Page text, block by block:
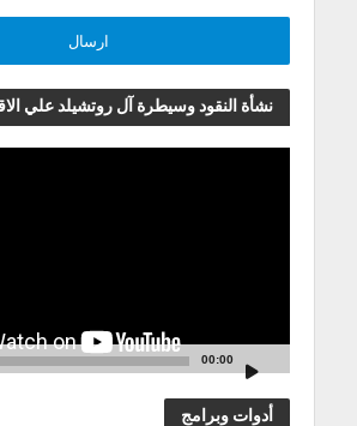
نشأة النقود وسيطرة آل روتشيلد علي
00:00
أدوات وبرامج